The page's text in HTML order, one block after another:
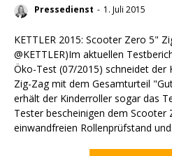
Pressedienst - 1. Juli 2015
KETTLER 2015: Scooter Zero 5" Zig-Zag
@KETTLER)Im aktuellen
Öko-Test (07/2015) schneidet der
Zig-Zag mit dem Gesamturteil
erhält der Kinderroller sogar das
Tester bescheinigen dem Scooter
einwandfreien Rollenprüfstand